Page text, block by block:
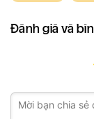
Đánh giá và